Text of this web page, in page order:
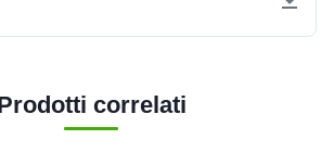
correlati